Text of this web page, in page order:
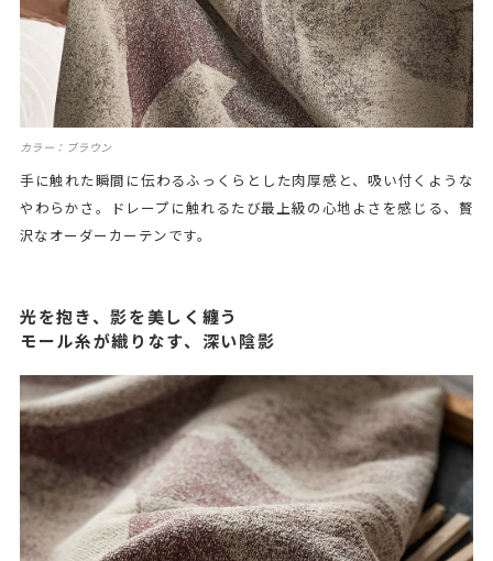
カラー：ブラウン
手に触れた瞬間に伝わるふっくらとした肉厚感と、吸い付くような
やわらかさ。ドレープに触れるたび最上級の心地よさを感じる、贅
沢なオーダーカーテンです。
光を抱き、影を美しく纏う
モール糸が織りなす、深い陰影